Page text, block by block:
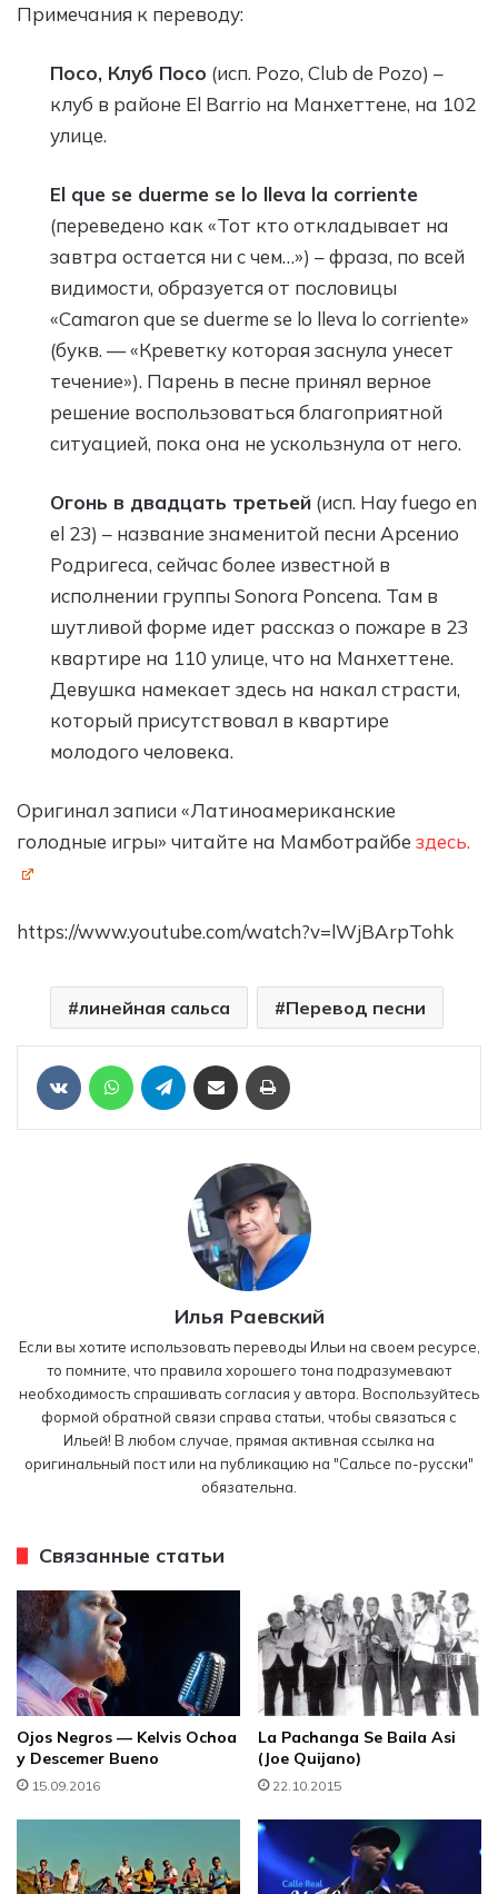
Примечания к переводу:
Посо, Клуб Посо (исп. Pozo, Club de Pozo) –
клуб в районе El Barrio на Манхеттене, на 102
улице.
El que se duerme se lo lleva la corriente
(переведено как «Тот кто откладывает на
завтра остается ни с чем…») – фраза, по всей
видимости, образуется от пословицы
«Camaron que se duerme se lo lleva lo corriente»
(букв. — «Креветку которая заснула унесет
течение»). Парень в песне принял верное
решение воспользоваться благоприятной
ситуацией, пока она не ускользнула от него.
Огонь в двадцать третьей (исп. Hay fuego en
el 23) – название знаменитой песни Арсенио
Родригеса, сейчас более известной в
исполнении группы Sonora Poncena. Там в
шутливой форме идет рассказ о пожаре в 23
квартире на 110 улице, что на Манхеттене.
Девушка намекает здесь на накал страсти,
который присутствовал в квартире
молодого человека.
Оригинал записи «Латиноамериканские
голодные игры» читайте на Мамботрайбе здесь.
https://www.youtube.com/watch?v=lWjBArpTohk
линейная сальса Перевод песни
VKontakte WhatsApp Telegram
Илья Раевский
Если вы хотите использовать переводы Ильи на своем ресурсе,
то помните, что правила хорошего тона подразумевают
необходимость спрашивать согласия у автора. Воспользуйтесь
формой обратной связи справа статьи, чтобы связаться с
Ильей! В любом случае, прямая активная ссылка на
оригинальный пост или на публикацию на "Сальсе по-русски"
обязательна.
Связанные статьи
Ojos Negros — Kelvis Ochoa
y Descemer Bueno
15.09.2016
La Pachanga Se Baila Asi
(Joe Quijano)
22.10.2015